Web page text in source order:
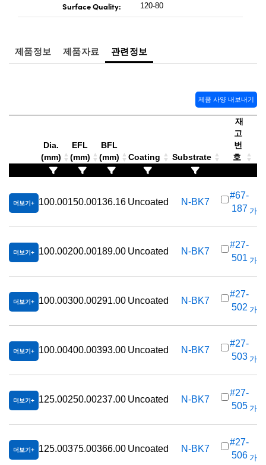
Surface Quality: 120-80
제품정보 제품자료 관련정보
제품 사양 내보내기
Dia.
(mm)
EFL
(mm)
BFL
(mm)
Coating Substrate
재
고
번
호
더보기 100.00150.00136.16 Uncoated N-BK7
#67-
187 가
더보기 100.00200.00189.00 Uncoated N-BK7
#27-
501 가
더보기 100.00300.00291.00 Uncoated N-BK7
#27-
502 가
더보기 100.00400.00393.00 Uncoated N-BK7
#27-
503 가
더보기 125.00250.00237.00 Uncoated N-BK7
#27-
505 가
더보기 125.00375.00366.00 Uncoated N-BK7
#27-
506 가